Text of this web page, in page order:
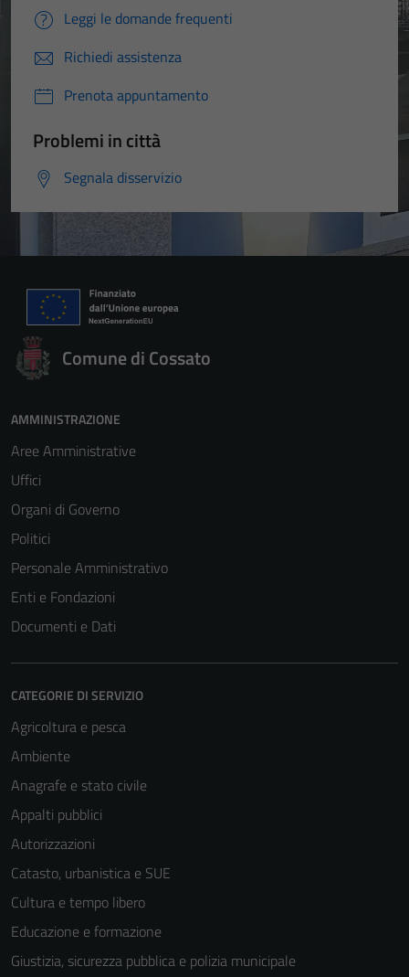
Leggi le domande frequenti
Richiedi assistenza
Prenota appuntamento
Problemi in città
Segnala disservizio
Comune di Cossato
AMMINISTRAZIONE
Aree Amministrative
Uffici
Organi di Governo
Politici
Personale Amministrativo
Enti e Fondazioni
Documenti e Dati
CATEGORIE DI SERVIZIO
Agricoltura e pesca
Ambiente
Anagrafe e stato civile
Appalti pubblici
Autorizzazioni
Catasto, urbanistica e SUE
Cultura e tempo libero
Educazione e formazione
Giustizia, sicurezza pubblica e polizia municipale